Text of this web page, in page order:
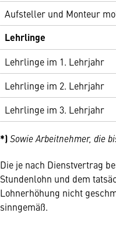
Aufsteller und Monteur
Lehrlinge
Lehrlinge im 1. Lehrjahr
Lehrlinge im 2. Lehrjahr
Lehrlinge im 3. Lehrjahr
*)Sowie Arbeitnehmer, die
Die je nach Dienstvertrag
Stundenlohn und dem
Lohnerhöhung nicht
sinngemäß.